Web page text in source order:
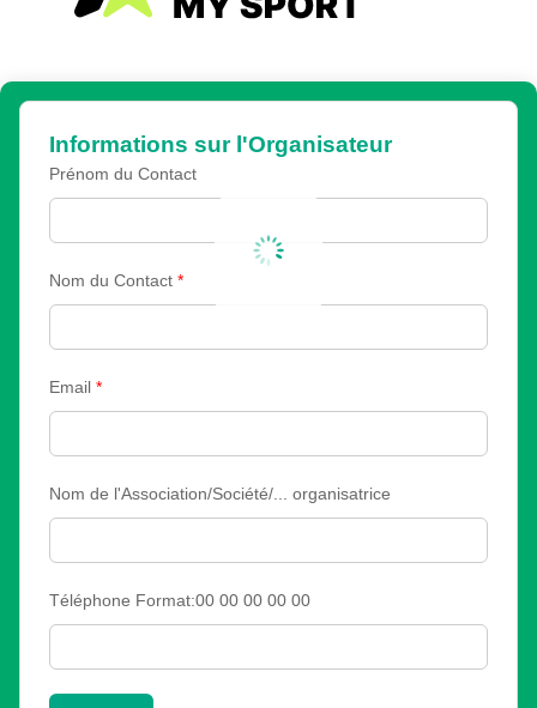
Informations sur l'Organisateur
Prénom du Contact
Nom du Contact *
Email *
Nom de l'Association/Société/... organisatrice
Téléphone Format:00 00 00 00 00